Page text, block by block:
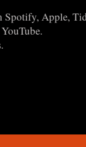
Spotify, Apple,